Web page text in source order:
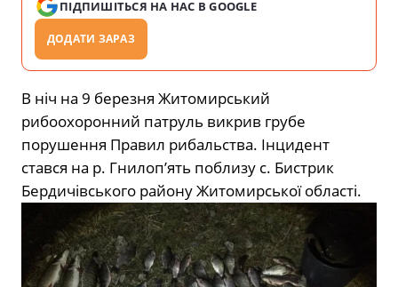
ПІДПИШІТЬСЯ НА НАС В GOOGLE
ДОДАТИ ЗАРАЗ
В ніч на 9 березня Житомирський
рибоохоронний патруль викрив грубе
порушення Правил рибальства. Інцидент
стався на р. Гнилоп’ять поблизу с. Бистрик
Бердичівського району Житомирської області.